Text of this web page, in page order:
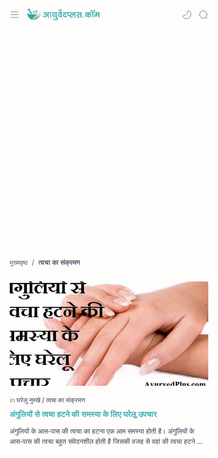
त्वचा का संक्रमण
अंगुलियों से त्वचा हटने की समस्या के लिए घरेलू उपचार
अंगुलियों के आस-पास की त्वचा का हटना एक आम समस्या होती है। अंगुलियों के
आस-पास की त्वचा बहुत संवेदनशील होती है जिसकी वजह से वहां की त्वचा हटने …